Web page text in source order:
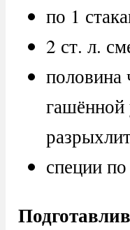
по 1
2 ст. л.
половина
гашённой
специи